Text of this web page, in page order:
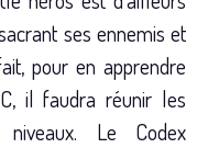
ses ennemis et
pour en apprendre
il faudra réunir les
Le Codex